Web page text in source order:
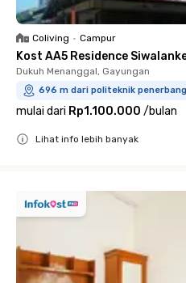
Coliving • Campur
Kost AA5 Residence
Dukuh Menanggal, Gayungan
696 m dari politeknik
mulai dari Rp1.100.000 /bulan
Lihat info lebih banyak